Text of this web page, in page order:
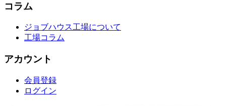
コラム
ジョブハウス工場について
工場コラム
アカウント
会員登録
ログイン